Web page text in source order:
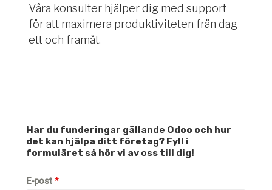
Våra konsulter hjälper dig med support
för att maximera produktiviteten från dag
ett och framåt.
Har du funderingar gällande Odoo och hur
det kan hjälpa ditt företag? Fyll i
formuläret så hör vi av oss till dig!
E-post *